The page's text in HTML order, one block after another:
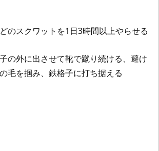
のスクワットを1日3時間以上やらせる
の外に出させて靴で蹴り続ける、避け
毛を掴み、鉄格子に打ち据える